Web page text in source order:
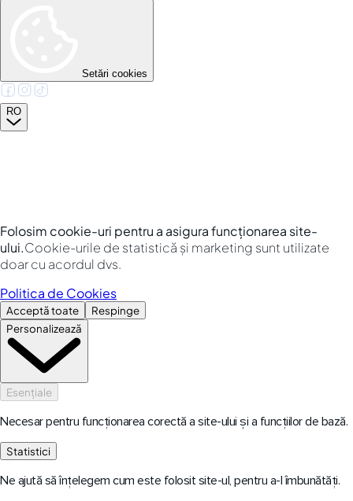
Setări cookies
RO
Folosim cookie-uri pentru a asigura funcționarea site-
ului.Cookie-urile de statistică și marketing sunt utilizate
doar cu acordul dvs.
Politica de Cookies
Acceptă toate
Respinge
Personalizează
Esențiale
Necesar pentru funcționarea corectă a site-ului și a funcțiilor de bază.
Statistici
Ne ajută să înțelegem cum este folosit site-ul, pentru a-l îmbunătăți.